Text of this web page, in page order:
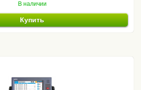
В наличии
Купить